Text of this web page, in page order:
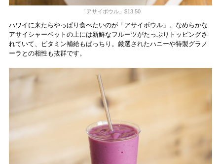
「アサイボウル」$13.50
ハワイに来たらやっぱり食べたいのが「アサイボウル」。なめらかな
アサイシャーベットの上には新鮮なフルーツがたっぷりトッピングさ
れていて、ビタミン補給もばっちり。厳選されたハニーや特製グラノ
ーラとの相性も抜群です。